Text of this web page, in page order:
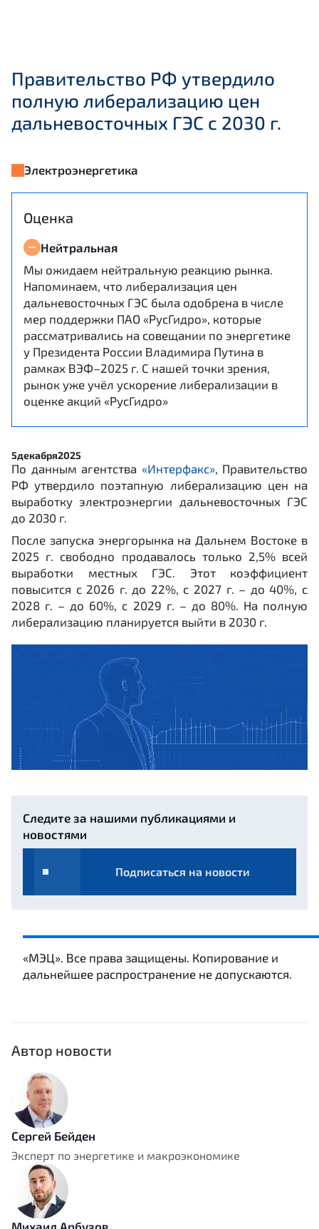
Правительство РФ утвердило
полную либерализацию цен
дальневосточных ГЭС с 2030 г.
Электроэнергетика
Оценка
Нейтральная
Мы ожидаем нейтральную реакцию рынка.
Напоминаем, что либерализация цен
дальневосточных ГЭС была одобрена в числе
мер поддержки ПАО «РусГидро», которые
рассматривались на совещании по энергетике
у Президента России Владимира Путина в
рамках ВЭФ–2025 г. С нашей точки зрения,
рынок уже учёл ускорение либерализации в
оценке акций «РусГидро»
5декабря2025
По данным агентства «Интерфакс», Правительство
РФ утвердило поэтапную либерализацию цен на
выработку электроэнергии дальневосточных ГЭС
до 2030 г.
После запуска энергорынка на Дальнем Востоке в
2025 г. свободно продавалось только 2,5% всей
выработки местных ГЭС. Этот коэффициент
повысится с 2026 г. до 22%, с 2027 г. – до 40%, с
2028 г. – до 60%, с 2029 г. – до 80%. На полную
либерализацию планируется выйти в 2030 г.
Следите за нашими публикациями и
новостями
Подписаться на новости
«МЭЦ». Все права защищены. Копирование и
дальнейшее распространение не допускаются.
Автор новости
Сергей Бейден
Эксперт по энергетике и макроэкономике
Михаил Арбузов